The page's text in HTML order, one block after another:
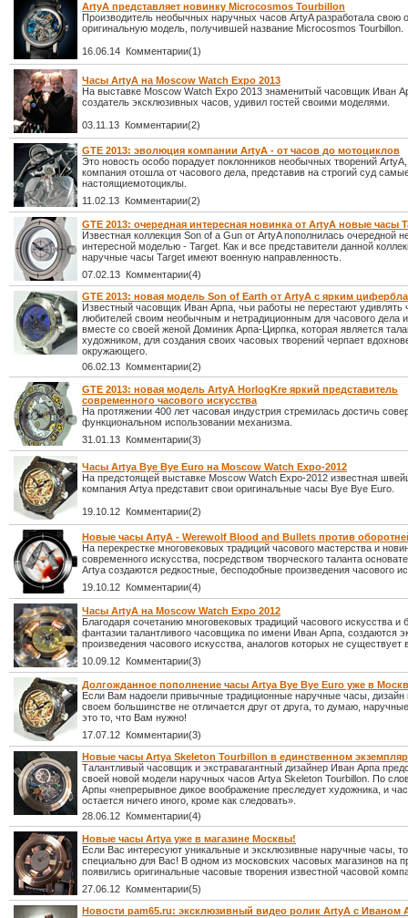
ArtyA представляет новинку Microcosmos Tourbillon
Производитель необычных наручных часов ArtyA разработала свою
оригинальную модель, получившей название Microcosmos Tourbillon.
16.06.14 Комментарии(1)
Часы ArtyA на Moscow Watch Expo 2013
На выставке Moscow Watch Expo 2013 знаменитый часовщик Иван
создатель эксклюзивных часов, удивил гостей своими моделями.
03.11.13 Комментарии(2)
GTE 2013: эволюция компании ArtyA - от часов до мотоциклов
Это новость особо порадует поклонников необычных творений
компания отошла от часового дела, представив на строгий суд
настоящиемотоциклы.
11.02.13 Комментарии(2)
GTE 2013: очередная интересная новинка от ArtyA новые часы
Известная коллекция Son of a Gun от ArtyA пополнилась очередной
интересной моделью - Target. Как и все представители данной
наручные часы Target имеют военную направленность.
07.02.13 Комментарии(4)
GTE 2013: новая модель Son of Earth от ArtyA с ярким
Известный часовщик Иван Арпа, чьи работы не перестают удивлять
любителей своим необычным и нетрадиционным для часового дела
вместе со своей женой Доминик Арпа-Цирпка, которая является
художником, для создания своих часовых творений черпает
окружающего.
06.02.13 Комментарии(2)
GTE 2013: новая модель ArtyA HorlogKre яркий представитель
современного часового искусства
На протяжении 400 лет часовая индустрия стремилась достичь
функциональном использовании механизма.
31.01.13 Комментарии(3)
Часы Artya Bye Bye Euro на Moscow Watch Expo-2012
На предстоящей выставке Moscow Watch Expo-2012 известная
компания Artya представит свои оригинальные часы Bye Bye Euro.
19.10.12 Комментарии(2)
Новые часы ArtyA - Werewolf Blood and Bullets против
На перекрестке многовековых традиций часового мастерства и
современного искусства, посредством творческого таланта
Artya создаются редкостные, бесподобные произведения часового
19.10.12 Комментарии(4)
Часы ArtyA на Moscow Watch Expo 2012
Благодаря сочетанию многовековых традиций часового искусства и
фантазии талантливого часовщика по имени Иван Арпа, создаются
произведения часового искусства, аналогов которых не
10.09.12 Комментарии(3)
Долгожданное пополнение часы Artya Bye Bye Euro уже в
Если Вам надоели привычные традиционные наручные часы, дизайн
своем большинстве не отличается друг от друга, то думаю,
это то, что Вам нужно!
17.07.12 Комментарии(3)
Новые часы Artya Skeleton Tourbillon в единственном
Талантливый часовщик и экстравагантный дизайнер Иван Арпа
своей новой модели наручных часов Artya Skeleton Tourbillon. По
Арпы «непрерывное дикое воображение преследует художника, и
остается ничего иного, кроме как следовать».
28.06.12 Комментарии(4)
Новые часы Artya уже в магазине Москвы!
Если Вас интересуют уникальные и эксклюзивные наручные часы,
специально для Вас! В одном из московских часовых магазинов на
появились оригинальные часовые творения известной часовой
27.06.12 Комментарии(5)
Новости pam65.ru: эксклюзивный видео ролик ArtyA с Иваном